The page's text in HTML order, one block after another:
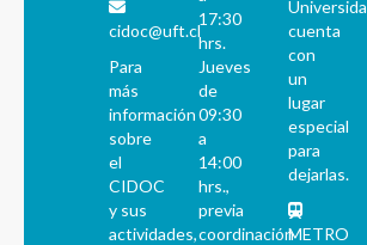
cidoc@uft.cl
Para
más
información
sobre
el
CIDOC
y sus
actividades,
17:30
hrs.
Jueves
de
09:30
a
14:00
hrs.,
previa
coordinación
cuenta
con
un
lugar
especial
para
dejarlas.
METRO